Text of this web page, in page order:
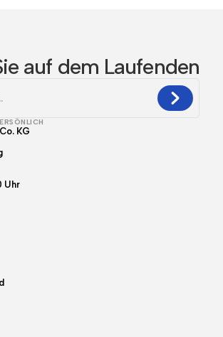
auf dem Laufenden
KG
Uhr